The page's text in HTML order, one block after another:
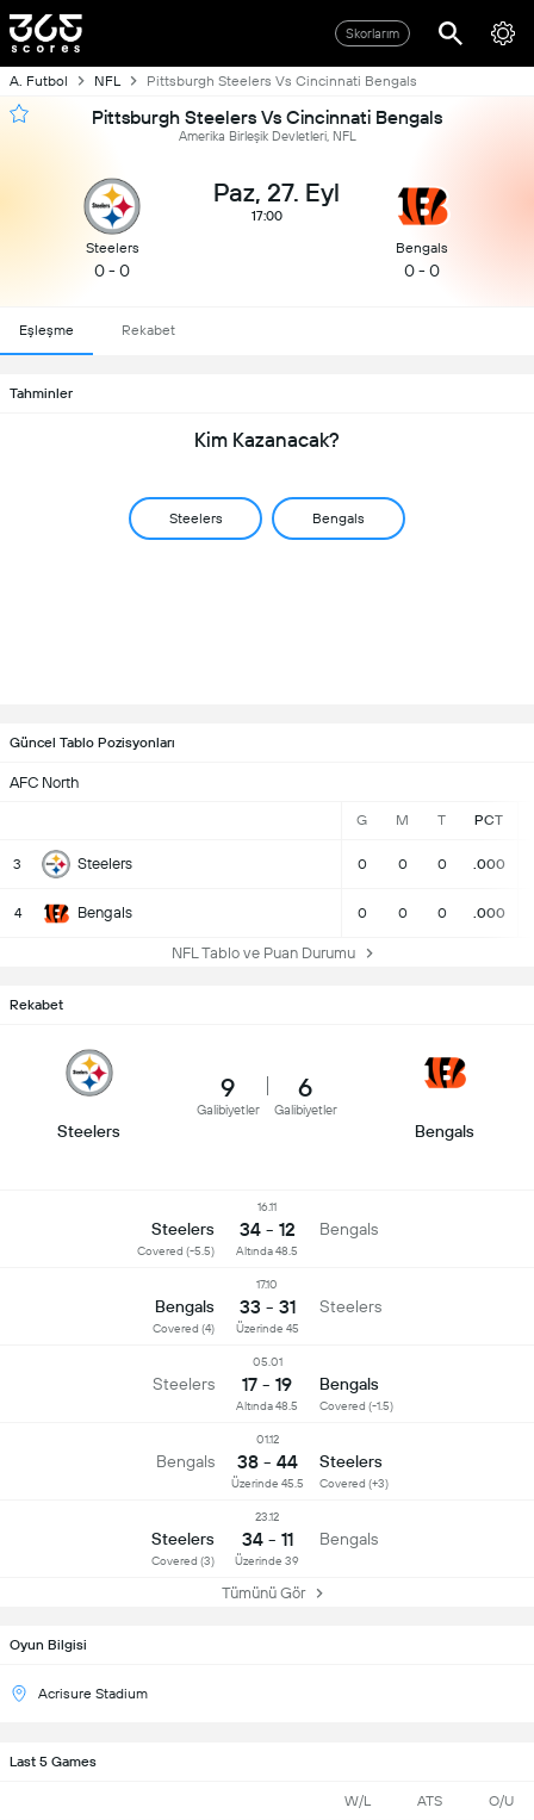
Skorlarım
A. Futbol NFL Pittsburgh Steelers Vs Cincinnati Bengals
Pittsburgh Steelers Vs Cincinnati Bengals
Amerika Birleşik Devletleri, NFL
Steelers
0 - 0
Paz, 27. Eyl
17:00
Bengals
0 - 0
Eşleşme Rekabet
Tahminler
Kim Kazanacak?
Steelers Bengals
Güncel Tablo Pozisyonları
AFC North
G M T PCT
3 Steelers 0 0 0 .000
4 Bengals 0 0 0 .000
NFL Tablo ve Puan Durumu
Oyun Bilgisi
Acrisure Stadium
Last 5 Games
W/L ATS O/U
Rekabet
Steelers
9
Galibiyetler
6
Galibiyetler
Bengals
Steelers
Covered (-5.5)
16.11
34 - 12 Bengals
Altında 48.5
Bengals
Covered (4)
17.10
33 - 31 Steelers
Üzerinde 45
Steelers
05.01
17 - 19 Bengals
Covered (-1.5)
Altında 48.5
Bengals
01.12
38 - 44 Steelers
Covered (+3)
Üzerinde 45.5
Steelers
Covered (3)
23.12
34 - 11 Bengals
Üzerinde 39
Tümünü Gör